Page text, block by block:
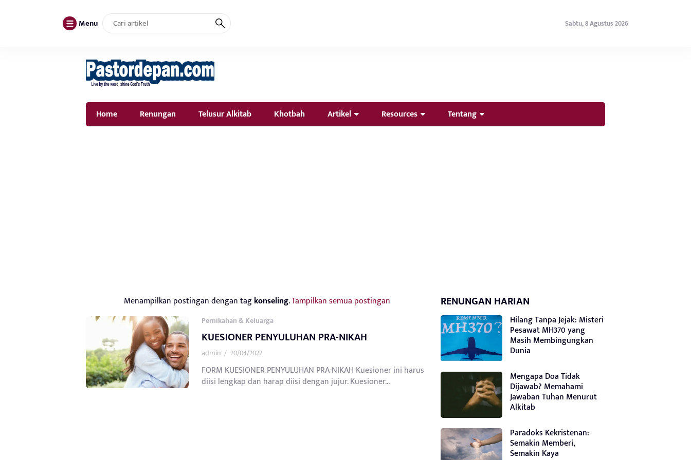
Menu Sabtu, 8 Agustus 2026
Home Renungan Telusur Alkitab Khotbah Artikel Resources Tentang
Menampilkan postingan dengan tagkonseling.Tampilkan semua postingan
Pernikahan & Keluarga
KUESIONER PENYULUHAN PRA-NIKAH
admin / 20/04/2022
FORM KUESIONER PENYULUHAN PRA-NIKAH Kuesioner ini harus
diisi lengkap dan harap diisi dengan jujur. Kuesioner...
RENUNGAN HARIAN
Hilang Tanpa Jejak: Misteri
Pesawat MH370 yang
Masih Membingungkan
Dunia
Mengapa Doa Tidak
Dijawab? Memahami
Jawaban Tuhan Menurut
Alkitab
Paradoks Kekristenan:
Semakin Memberi,
Semakin Kaya